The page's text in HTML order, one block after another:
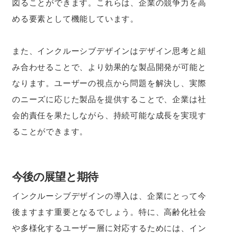
図ることができます。これらは、企業の競争力を高
める要素として機能しています。
また、インクルーシブデザインはデザイン思考と組
み合わせることで、より効果的な製品開発が可能と
なります。ユーザーの視点から問題を解決し、実際
のニーズに応じた製品を提供することで、企業は社
会的責任を果たしながら、持続可能な成長を実現す
ることができます。
今後の展望と期待
インクルーシブデザインの導入は、企業にとって今
後ますます重要となるでしょう。特に、高齢化社会
や多様化するユーザー層に対応するためには、イン